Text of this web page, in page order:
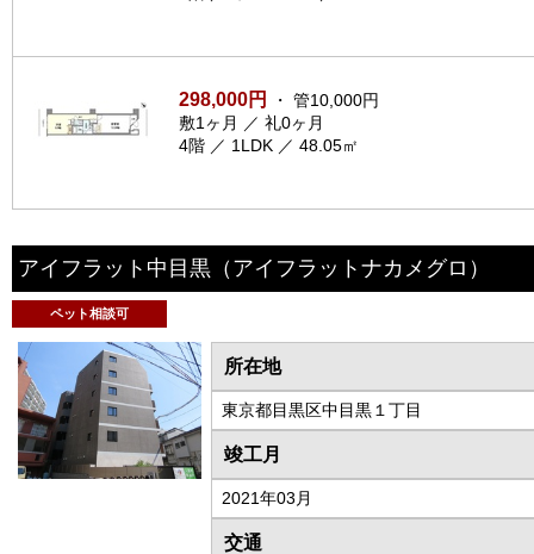
298,000円
・ 管10,000円
敷1ヶ月 ／ 礼0ヶ月
4階 ／ 1LDK ／ 48.05㎡
アイフラット中目黒 （アイフラットナカメグロ）
ペット相談可
所在地
東京都目黒区中目黒１丁目
竣工月
2021年03月
交通